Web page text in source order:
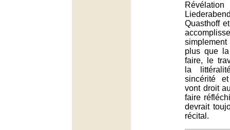
Quasthoff
plus que
faire, le
la
sincérité
vont droit
faire
devrait
récital.